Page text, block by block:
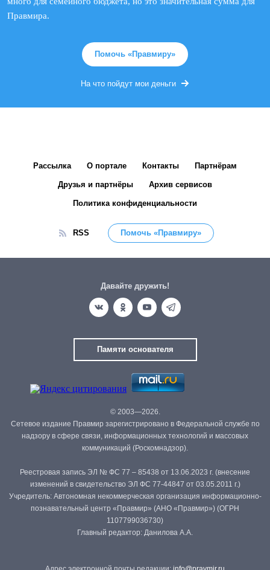
Правмира.
Помочь «Правмиру»
На что пойдут мои деньги
Рассылка О портале Контакты Партнёрам
Друзья и партнёры Архив сервисов
Политика конфиденциальности
RSS Помочь «Правмиру»
Давайте дружить!
Памяти основателя
© 2003—2026.
Сетевое издание Правмир зарегистрировано в Федеральной службе по
надзору в сфере связи, информационных технологий и массовых
коммуникаций (Роскомнадзор).
Реестровая запись ЭЛ № ФС 77 – 85438 от 13.06.2023 г. (внесение
изменений в свидетельство ЭЛ ФС 77-44847 от 03.05.2011 г.)
Учредитель: Автономная некоммерческая организация информационно-
познавательный центр «Правмир» (АНО «Правмир») (ОГРН
1107799036730)
Главный редактор: Данилова А.А.